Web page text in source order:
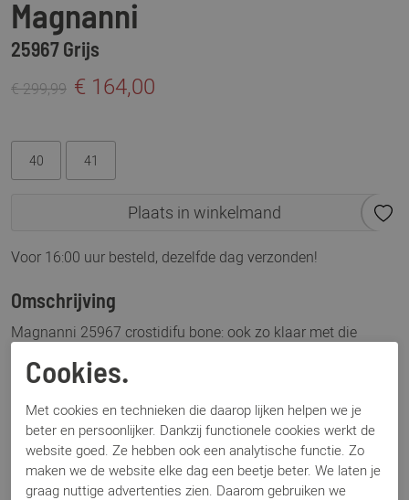
Magnanni
25967 Grijs
€ 299,99 € 164,00
40 41
Plaats in winkelmand
Voor 16:00 uur besteld, dezelfde dag verzonden!
Omschrijving
Magnanni 25967 crostidifu bone: ook zo klaar met die
Door het elastiek onder de wreef sluit deze sneaker geweldig
beetje grijs, taupe suede. Een warme kleur die overal bij te
combineren is qua kleur. Let op, Magnanni valt altijd iets
ruimer uit.
Cookies.
Met cookies en technieken die daarop lijken helpen we je
beter en persoonlijker. Dankzij functionele cookies werkt de
website goed. Ze hebben ook een analytische functie. Zo
maken we de website elke dag een beetje beter. We laten je
graag nuttige advertenties zien. Daarom gebruiken we